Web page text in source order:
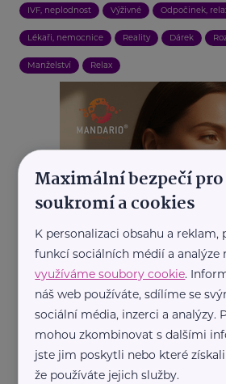
IVF, neplodnost Výživné Odpočinek,
Lékaři, nemocnice Reality Dárek
Manželství Relax
REKLAMA
Maximální bezpečí pro
soukromí a cookies
K personalizaci obsahu a reklam,
funkcí sociálních médií a analýze
využíváme soubory cookie.
náš web používáte, sdílíme se
sociální média, inzerci a analýzy.
mohou zkombinovat s dalšími
jste jim poskytli nebo které
že používáte jejich služby.